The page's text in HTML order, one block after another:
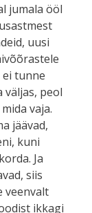
jumala ööl
uusi
ei tunne
väljas, peol
vaja.
jäävad,
kuni
Ja
siis
veenvalt
ikkagi